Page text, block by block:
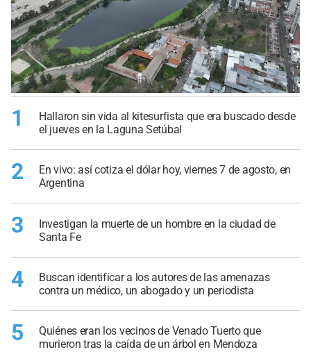
1
Hallaron sin vida al kitesurfista que era buscado desde
el jueves en la Laguna Setúbal
2
En vivo: así cotiza el dólar hoy, viernes 7 de agosto, en
Argentina
3
Investigan la muerte de un hombre en la ciudad de
Santa Fe
4
Buscan identificar a los autores de las amenazas
contra un médico, un abogado y un periodista
5
Quiénes eran los vecinos de Venado Tuerto que
murieron tras la caída de un árbol en Mendoza